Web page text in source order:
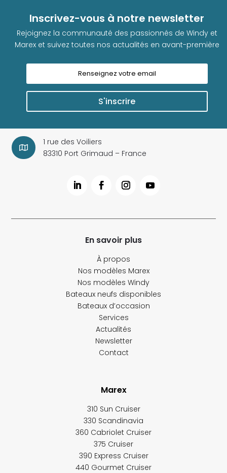
Inscrivez-vous à notre newsletter
Rejoignez la communauté des passionnés de Windy et
Marex et suivez toutes nos actualités en avant-première
S'inscrire

1 rue des Voiliers
83310 Port Grimaud – France
En savoir plus
À propos
Nos modèles Marex
Nos modèles Windy
Bateaux neufs disponibles
Bateaux d’occasion
Services
Actualités
Newsletter
Contact
Marex
310 Sun Cruiser
330 Scandinavia
360 Cabriolet Cruiser
375 Cruiser
390 Express Cruiser
440 Gourmet Cruiser